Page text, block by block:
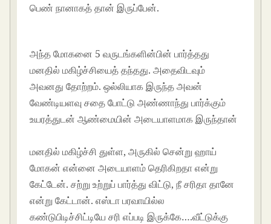
பெண் நானாகத் தான் இருப்பேன்.
அந்த மோகனை 5 வருடங்களின்பின் பார்த்தது
மனதில் மகிழ்ச்சியைத் தந்தது. அதைவிடவும்
அவனது தோற்றம். ஒல்லியாக இருந்த அவன்
வேண்டியளவு சதை போட்டு அண்ணாந்து பார்க்கும்
உயரத்துடன் ஆண்மையின் அடையாளமாக இருந்தான்
மனதில் மகிழ்ச்சி துள்ள, அருகில் சென்று ஹாய்
மோகன் என்னை அடையாளம் தெரிகிறதா என்று
கேட்டேன். சற்று உற்றுப் பார்த்து விட்டு, நீ சரிதா தானே
என்று கேட்டான். எஸ்டா பரவாயில்ல
கண்டுபிடிச்சிட்டியே சரி எப்படி இருக்கே….வீட்டுக்கு